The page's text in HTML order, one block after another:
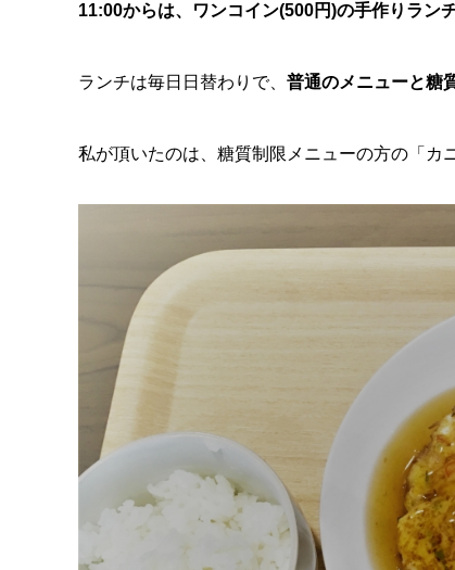
11:00からは、ワンコイン(500円)の手作りラン
ランチは毎日日替わりで、 普通のメニューと糖
私が頂いたのは、糖質制限メニューの方の「カ